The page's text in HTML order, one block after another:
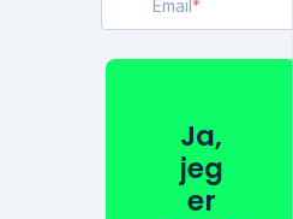
Email
Ja,
jeg
er